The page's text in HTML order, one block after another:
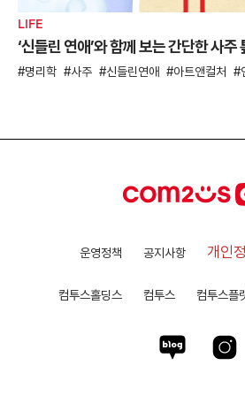
LIFE
‘신들린 연애’와 함께 보는 간단한 사주
명리학 사주 신들린연애 아트앤컬처
운영정책 공지사항 개인
컴투스홀딩스 컴투스 컴투스플